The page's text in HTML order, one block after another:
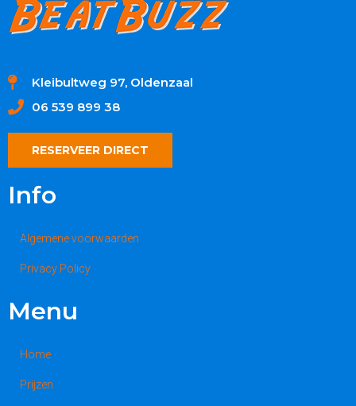
Kleibultweg 97, Oldenzaal
06 539 899 38
RESERVEER DIRECT
Info
Algemene voorwaarden
Privacy Policy
Menu
Home
Prijzen